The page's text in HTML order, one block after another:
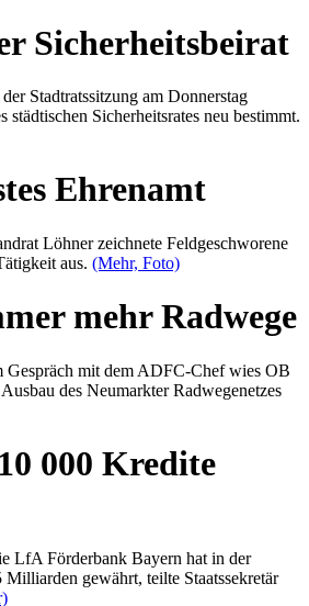
Sicherheitsbeirat
Stadtratssitzung am Donnerstag
Sicherheitsrates neu bestimmt.
Ehrenamt
Löhner zeichnete Feldgeschworene
aus. (Mehr, Foto)
mehr Radwege
Gespräch mit dem ADFC-Chef wies OB
des Neumarkter Radwegenetzes
10 000 Kredite
LfA Förderbank Bayern hat in der
gewährt, teilte Staatssekretär